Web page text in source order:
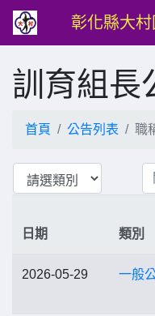
彰化縣大
訓育組長
首頁 公告列表 職
日期 類別
2026-05-29 一般